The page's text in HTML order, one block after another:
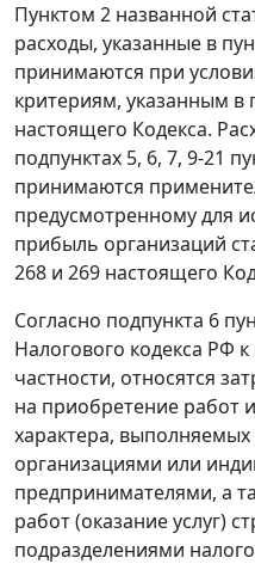
Пунктом 2 названной
расходы, указанные в
принимаются при
критериям, указанным в
настоящего Кодекса.
подпунктах 5, 6, 7, 9-21
принимаются
предусмотренному для
прибыль организаций
268 и 269 настоящего
Согласно подпункта 6
Налогового кодекса РФ
частности, относятся
на приобретение работ
характера,
организациями или
предпринимателями, а
работ (оказание услуг)
подразделениями